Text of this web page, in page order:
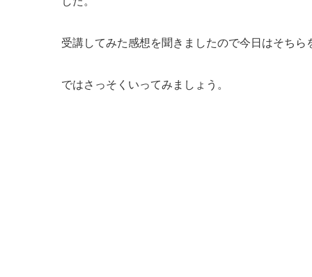
受講してみた感想を聞きましたので今日はそちら
ではさっそくいってみましょう。